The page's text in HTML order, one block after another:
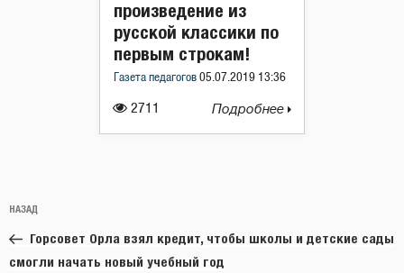
2711
произведение из
русской классики по
первым строкам!
Газета педагогов 05.07.2019 13:36
Подробнее
по
записям
Предыдущая
запись:
НАЗАД
Горсовет Орла взял кредит, чтобы школы и детские сады
смогли начать новый учебный год